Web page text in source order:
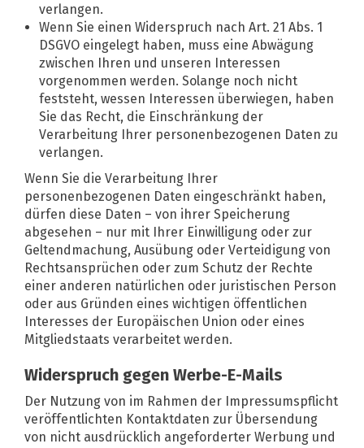
verlangen.
Wenn Sie einen Widerspruch nach Art. 21 Abs. 1
DSGVO eingelegt haben, muss eine Abwägung
zwischen Ihren und unseren Interessen
vorgenommen werden. Solange noch nicht
feststeht, wessen Interessen überwiegen, haben
Sie das Recht, die Einschränkung der
Verarbeitung Ihrer personenbezogenen Daten zu
verlangen.
Wenn Sie die Verarbeitung Ihrer
personenbezogenen Daten eingeschränkt haben,
dürfen diese Daten – von ihrer Speicherung
abgesehen – nur mit Ihrer Einwilligung oder zur
Geltendmachung, Ausübung oder Verteidigung von
Rechtsansprüchen oder zum Schutz der Rechte
einer anderen natürlichen oder juristischen Person
oder aus Gründen eines wichtigen öffentlichen
Interesses der Europäischen Union oder eines
Mitgliedstaats verarbeitet werden.
Widerspruch gegen Werbe-E-Mails
Der Nutzung von im Rahmen der Impressumspflicht
veröffentlichten Kontaktdaten zur Übersendung
von nicht ausdrücklich angeforderter Werbung und